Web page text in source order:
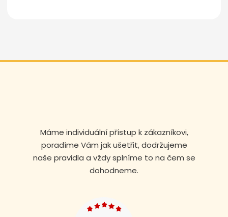
Máme individuální přístup k zákazníkovi,
poradíme Vám jak ušetřit, dodržujeme
naše pravidla a vždy splníme to na čem se
dohodneme.